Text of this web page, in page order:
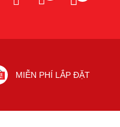
MIỄN PHÍ LẮP ĐẶT